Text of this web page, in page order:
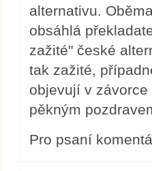
alternativu.
obsáhlá
zažité" české
tak zažité,
objevují v
pěkným
Pro psaní